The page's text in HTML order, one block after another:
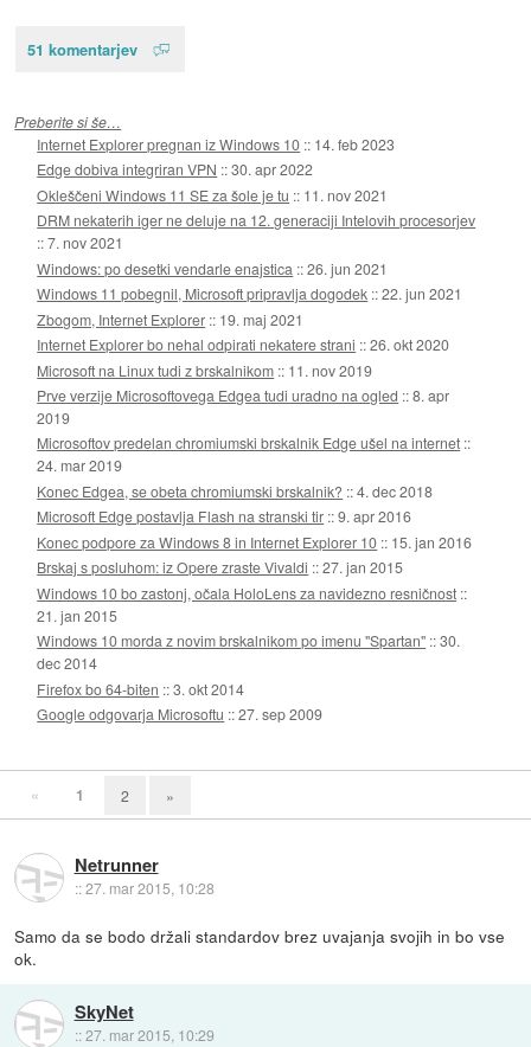
51 komentarjev
Preberite si še…
Internet Explorer pregnan iz Windows 10 :: 14. feb 2023
Edge dobiva integriran VPN ::30. apr 2022
Okleščeni Windows 11 SE za šole je tu :: 11. nov 2021
DRM nekaterih iger ne deluje na 12. generaciji Intelovih procesorjev
::7. nov 2021
Windows: po desetki vendarle enajstica ::26. jun 2021
Windows 11 pobegnil, Microsoft pripravlja dogodek ::22. jun 2021
Zbogom, Internet Explorer :: 19. maj 2021
Internet Explorer bo nehal odpirati nekatere strani ::26. okt 2020
Microsoft na Linux tudi z brskalnikom :: 11. nov 2019
Prve verzije Microsoftovega Edgea tudi uradno na ogled ::8. apr
2019
Microsoftov predelan chromiumski brskalnik Edge ušel na internet ::
24. mar 2019
Konec Edgea, se obeta chromiumski brskalnik? ::4. dec 2018
Microsoft Edge postavlja Flash na stranski tir ::9. apr 2016
Konec podpore za Windows 8 in Internet Explorer 10 :: 15. jan 2016
Brskaj s posluhom: iz Opere zraste Vivaldi ::27. jan 2015
Windows 10 bo zastonj, očala HoloLens za navidezno resničnost ::
21. jan 2015
Windows 10 morda z novim brskalnikom po imenu "Spartan" ::30.
dec 2014
Firefox bo 64-biten ::3. okt 2014
Google odgovarja Microsoftu ::27. sep 2009
« 1 2 »
Netrunner
::27. mar 2015, 10:28
Samo da se bodo držali standardov brez uvajanja svojih in bo vse
ok.
SkyNet
::27. mar 2015, 10:29